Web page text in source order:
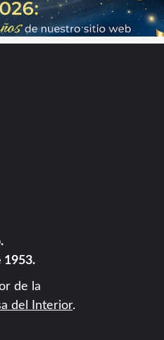
1953.
de la
del Interior.